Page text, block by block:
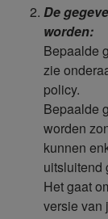
De
worden:
Bepaalde
zie
policy.
Bepaalde
worden
kunnen
uitsluitend
Het gaat
versie van